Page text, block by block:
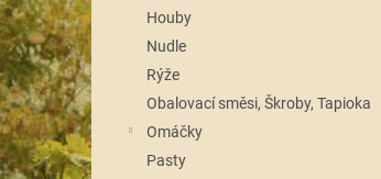
n
e
l
Houby
Nudle
Rýže
Obalovací směsi, Škroby, Tapioka
Omáčky
Pasty